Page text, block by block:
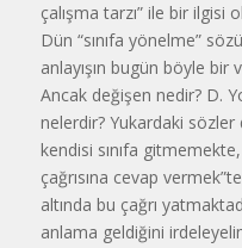
çalışma tarzı” ile bir ilgisi
Dün “sınıfa yönelme”
anlayışın bugün böyle bir
Ancak değişen nedir? D.
nelerdir? Yukardaki
kendisi sınıfa
çağrısına cevap
altında bu çağrı
anlama geldiğini